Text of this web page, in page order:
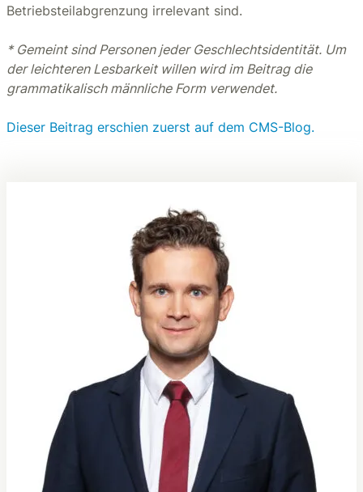
Betriebsteilabgrenzung irrelevant sind.
* Gemeint sind Personen jeder Geschlechtsidentität. Um
der leichteren Lesbarkeit willen wird im Beitrag die
grammatikalisch männliche Form verwendet.
Dieser Beitrag erschien zuerst auf dem CMS-Blog.